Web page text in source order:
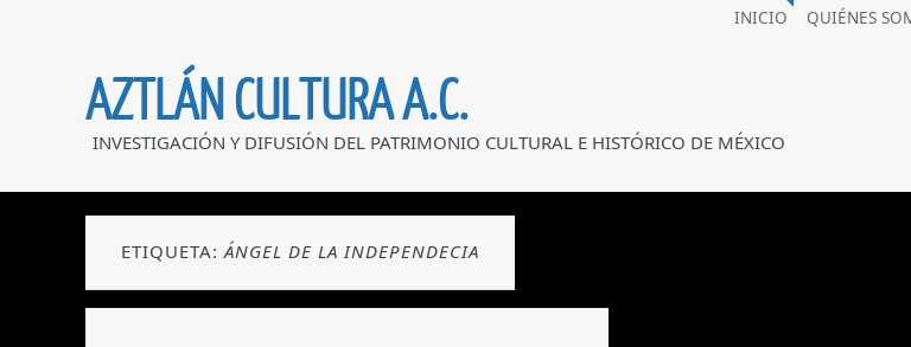
INICIO QUIÉNES
AZTLÁN CULTURA A.C.
INVESTIGACIÓN Y DIFUSIÓN DEL PATRIMONIO CULTURAL E HISTÓRICO DE MÉXICO
ETIQUETA:ÁNGEL DE LA INDEPENDECIA